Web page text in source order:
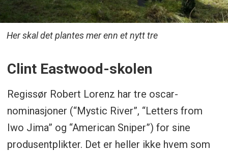
Her skal det plantes mer enn et nytt tre
Clint Eastwood-skolen
Regissør Robert Lorenz har tre oscar-
nominasjoner (“Mystic River”, “Letters from
Iwo Jima” og “American Sniper”) for sine
produsentplikter. Det er heller ikke hvem som